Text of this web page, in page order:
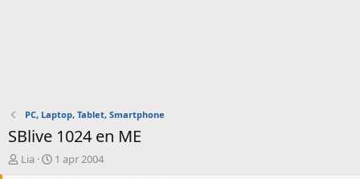
PC, Laptop, Tablet, Smartphone
SBlive 1024 en ME
O
Lia
S1 apr 2004